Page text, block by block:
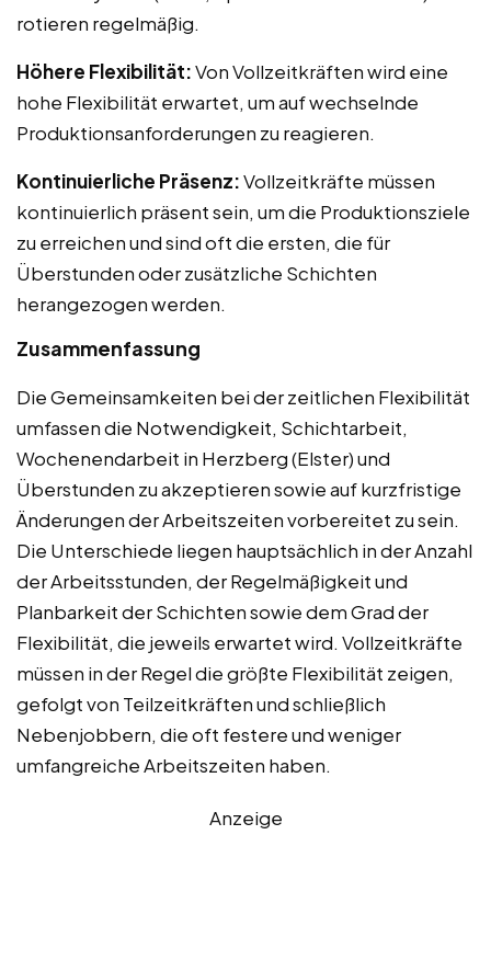
rotieren regelmäßig.
Höhere Flexibilität:Von Vollzeitkräften wird eine
hohe Flexibilität erwartet, um auf wechselnde
Produktionsanforderungen zu reagieren.
Kontinuierliche Präsenz:Vollzeitkräfte müssen
kontinuierlich präsent sein, um die Produktionsziele
zu erreichen und sind oft die ersten, die für
Überstunden oder zusätzliche Schichten
herangezogen werden.
Zusammenfassung
Die Gemeinsamkeiten bei der zeitlichen Flexibilität
umfassen die Notwendigkeit, Schichtarbeit,
Wochenendarbeit in Herzberg (Elster) und
Überstunden zu akzeptieren sowie auf kurzfristige
Änderungen der Arbeitszeiten vorbereitet zu sein.
Die Unterschiede liegen hauptsächlich in der Anzahl
der Arbeitsstunden, der Regelmäßigkeit und
Planbarkeit der Schichten sowie dem Grad der
Flexibilität, die jeweils erwartet wird. Vollzeitkräfte
müssen in der Regel die größte Flexibilität zeigen,
gefolgt von Teilzeitkräften und schließlich
Nebenjobbern, die oft festere und weniger
umfangreiche Arbeitszeiten haben.
Anzeige